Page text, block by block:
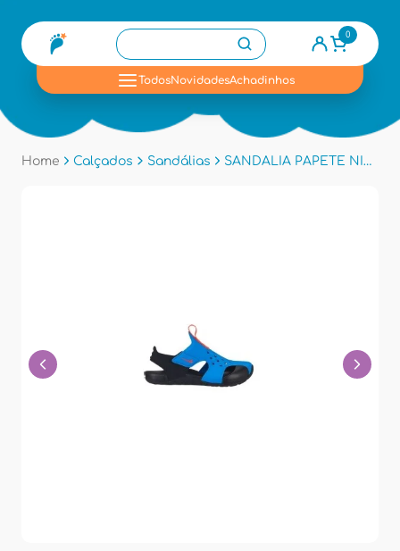
0
TodosNovidadesAchadinhos
Home Calçados Sandálias SANDALIA PAPETE NIKE 943826 - Azul